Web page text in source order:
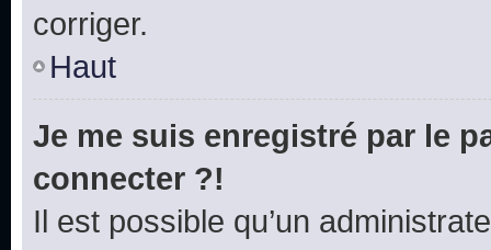
corriger.
Haut
Je me suis enregistré par le
connecter ?!
Il est possible qu’un